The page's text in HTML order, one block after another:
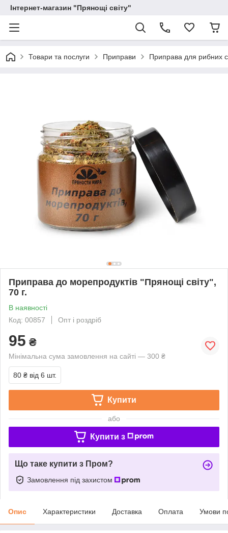
Інтернет-магазин "Прянощі світу"
Товари та послуги Приправи Приправа для рибних
Приправа до морепродуктів "Прянощі світу",
70 г.
В наявності
Код: 00857
Опт і роздріб
95 ₴
Мінімальна сума замовлення на сайті — 300 ₴
80 ₴ від 6 шт.
Купити
або
Купити з
Що таке купити з Пром?
Замовлення під захистом
Опис Характеристики Доставка Оплата Умови